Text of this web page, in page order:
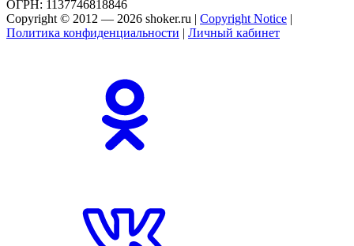
ОГРН: 1137746818846
Copyright © 2012 — 2026 shoker.ru | Copyright Notice |
Политика конфиденциальности | Личный кабинет